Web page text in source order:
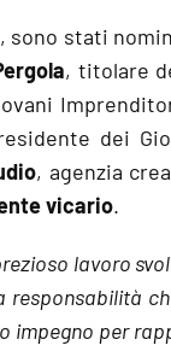
, sono stati
, titolare
dei
, agenzia
vicario.
lavoro
impegno per